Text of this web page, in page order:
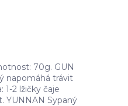
70g. GUN
napomáhá trávit
1-2 lžičky čaje
YUNNAN Sypaný